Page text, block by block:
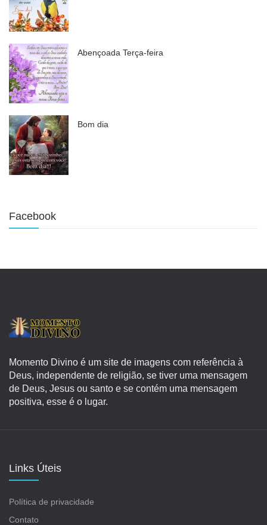
Abençoada Terça-feira
Bom dia
Facebook
Momento Divino é um site de imagens com referência à
Deus, independente de religião, se tiver uma mensagem
de Deus, Jesus ou santo e se contém uma mensagem
positiva, esse é o lugar.
Links Úteis
Política de privacidade
Contato